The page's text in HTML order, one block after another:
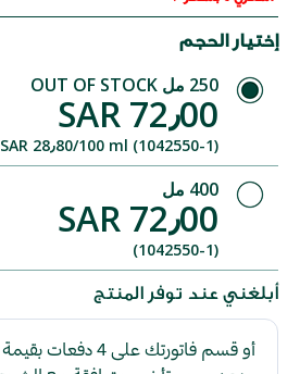
إختيار الحجم
250 مل OUT OF STOCK
SAR 72٫00
SAR 28٫80/100 ml (1042550-1)
400 مل
SAR 72٫00
(1042550-1)
أبلغني عند توفر المنتج